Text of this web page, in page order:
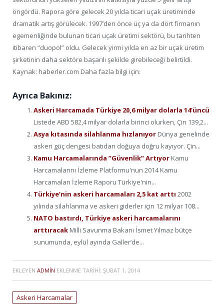
öngördü. Rapora göre gelecek 20 yılda ticari uçak üretiminde
dramatik artış görülecek. 1997’den önce üç ya da dört firmanın
egemenliğinde bulunan ticari uçak üretimi sektörü, bu tarihten
itibaren “duopol” oldu. Gelecek yirmi yılda en az bir uçak üretim
şirketinin daha sektöre başarılı şekilde girebileceği belirtildi.
Kaynak: haberler.com Daha fazla bilgi için:
Ayrıca Bakınız:
Askeri Harcamada Türkiye 20,6 milyar dolarla 14’üncü
Listede ABD 582,4 milyar dolarla birinci olurken, Çin 139,2...
Asya kıtasında silahlanma hızlanıyor Dünya genelinde
askeri güç dengesi batıdan doğuya doğru kayıyor. Çin...
Kamu Harcamalarında ”Güvenlik” Artıyor Kamu
Harcamalarını İzleme Platformu'nun 2014 Kamu
Harcamaları İzleme Raporu Türkiye'nin...
Türkiye’nin askeri harcamaları 2,5 kat arttı 2002
yılında silahlanma ve askeri giderler için 12 milyar 108...
NATO bastırdı, Türkiye askeri harcamalarını
arttıracak Milli Savunma Bakanı İsmet Yılmaz bütçe
sunumunda, eylül ayında Galler’de...
EKLEYEN ADMIN EKLENME TARIHI: ŞUBAT 1, 2014
Askeri Harcamalar